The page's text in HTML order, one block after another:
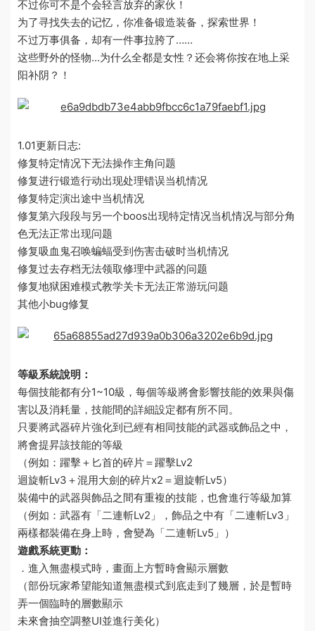
不过你可不是个会轻言放弃的家伙！
为了寻找失去的记忆，你准备锻造装备，探索世界！
不过万事俱备，却有一件事拉胯了……
这些野外的怪物…为什么全都是女性？还会将你按在地上采
阳补阴？！
1.01更新日志:
修复特定情况下无法操作主角问题
修复进行锻造行动出现处理错误当机情况
修复特定演出途中当机情况
修复第六段段与另一个boos出现特定情况当机情况与部分角
色无法正常出现问题
修复吸血鬼召唤蝙蝠受到伤害击破时当机情况
修复过去存档无法领取修理中武器的问题
修复地狱困难模式教学关卡无法正常游玩问题
其他小bug修复
等級系統說明：
每個技能都有分1~10級，每個等級將會影響技能的效果與傷
害以及消耗量，技能間的詳細設定都有所不同。
只要將武器碎片強化到已經有相同技能的武器或飾品之中，
將會提昇該技能的等級
（例如：躍擊＋匕首的碎片＝躍擊Lv2
迴旋斬Lv3＋混用大劍的碎片x2＝迴旋斬Lv5）
裝備中的武器與飾品之間有重複的技能，也會進行等級加算
（例如：武器有「二連斬Lv2」，飾品之中有「二連斬Lv3」
兩樣都裝備在身上時，會變為「二連斬Lv5」）
遊戲系統更動：
．進入無盡模式時，畫面上方暫時會顯示層數
（部份玩家希望能知道無盡模式到底走到了幾層，於是暫時
弄一個臨時的層數顯示
未來會抽空調整UI並進行美化）